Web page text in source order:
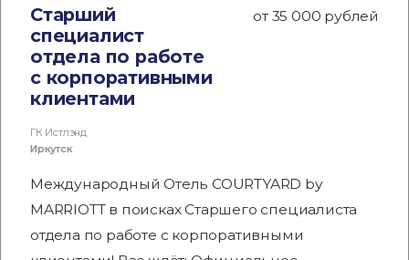
Старший
специалист
отдела по работе
с корпоративными
клиентами
от 35 000 рублей
ГК Истлэнд
Иркутск
Международный Отель COURTYARD by
MARRIOTT в поисках Старшего специалиста
отдела по работе с корпоративными